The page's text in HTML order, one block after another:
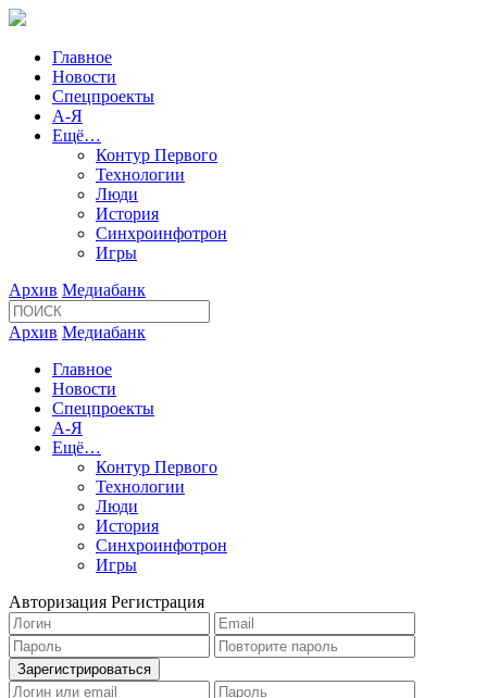
Главное
Новости
Спецпроекты
А-Я
Ещё…
Контур Первого
Технологии
Люди
История
Синхроинфотрон
Игры
Архив Медиабанк
Архив Медиабанк
Главное
Новости
Спецпроекты
А-Я
Ещё…
Контур Первого
Технологии
Люди
История
Синхроинфотрон
Игры
Авторизация Регистрация